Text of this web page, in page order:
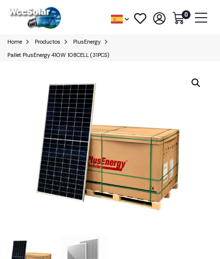
0
Home Productos
PlusEnergy
Pallet PlusEnergy 410W 108CELL (31PCS)